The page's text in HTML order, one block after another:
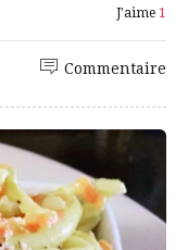
J'aime 1
Commentaire